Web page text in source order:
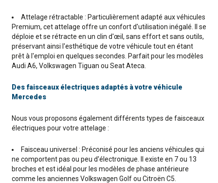
Attelage rétractable : Particulièrement adapté aux véhicules
Premium, cet attelage offre un confort d'utilisation inégalé. Il se
déploie et se rétracte en un clin d'œil, sans effort et sans outils,
préservant ainsi l'esthétique de votre véhicule tout en étant
prêt à l'emploi en quelques secondes. Parfait pour les modèles
Audi A6, Volkswagen Tiguan ou Seat Ateca.
Des faisceaux électriques adaptés à votre véhicule
Mercedes
Nous vous proposons également différents types de faisceaux
électriques pour votre attelage :
Faisceau universel : Préconisé pour les anciens véhicules qui
ne comportent pas ou peu d'électronique. Il existe en 7 ou 13
broches et est idéal pour les modèles de phase antérieure
comme les anciennes Volkswagen Golf ou Citroën C5.